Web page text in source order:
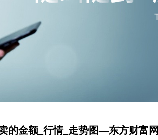
的金额_行情_走势图—东方财富网